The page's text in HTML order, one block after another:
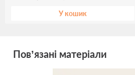
У кошик
Пов’язані матеріали